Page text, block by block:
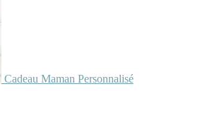
Cadeau Maman Personnalisé